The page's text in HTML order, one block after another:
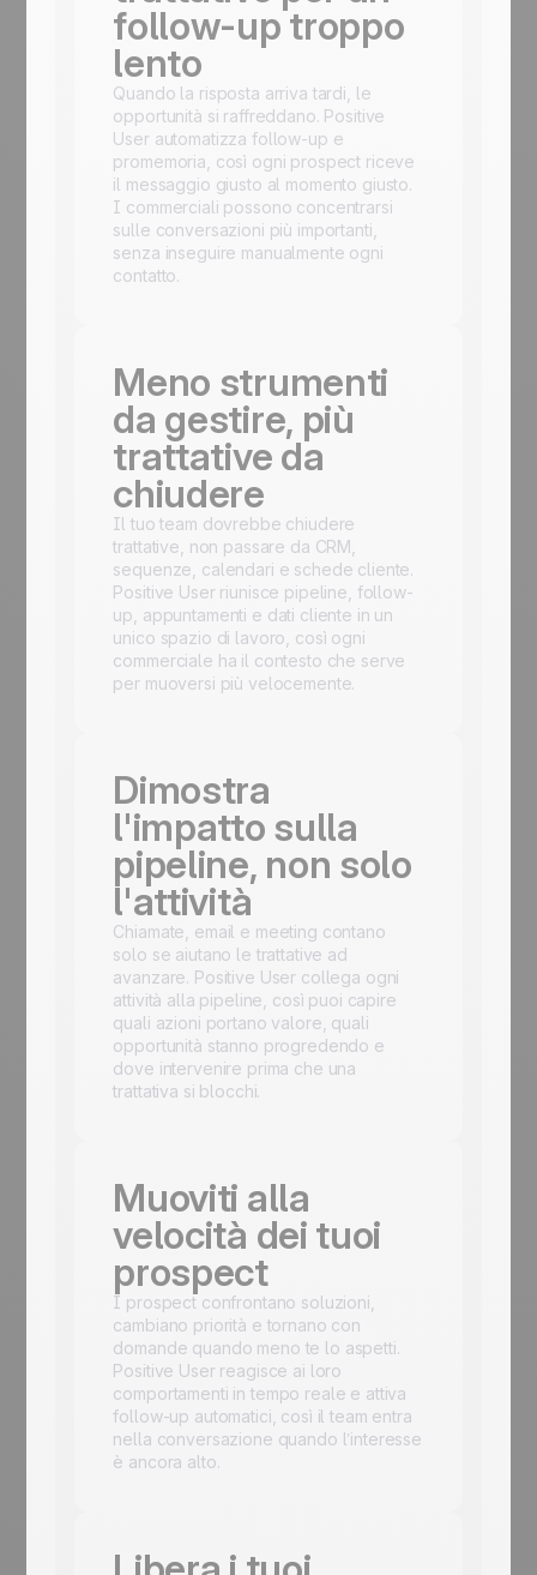
follow-up troppo
lento
Quando la risposta arriva tardi, le
opportunità si raffreddano. Positive
User automatizza follow-up e
promemoria, così ogni prospect riceve
il messaggio giusto al momento giusto.
I commerciali possono concentrarsi
sulle conversazioni più importanti,
senza inseguire manualmente ogni
contatto.
Meno strumenti
da gestire, più
trattative da
chiudere
Il tuo team dovrebbe chiudere
trattative, non passare da CRM,
sequenze, calendari e schede cliente.
Positive User riunisce pipeline, follow-
up, appuntamenti e dati cliente in un
unico spazio di lavoro, così ogni
commerciale ha il contesto che serve
per muoversi più velocemente.
Dimostra
l'impatto sulla
pipeline, non solo
l'attività
Chiamate, email e meeting contano
solo se aiutano le trattative ad
avanzare. Positive User collega ogni
attività alla pipeline, così puoi capire
quali azioni portano valore, quali
opportunità stanno progredendo e
dove intervenire prima che una
trattativa si blocchi.
Muoviti alla
velocità dei tuoi
prospect
I prospect confrontano soluzioni,
cambiano priorità e tornano con
domande quando meno te lo aspetti.
Positive User reagisce ai loro
comportamenti in tempo reale e attiva
follow-up automatici, così il team entra
nella conversazione quando l’interesse
è ancora alto.